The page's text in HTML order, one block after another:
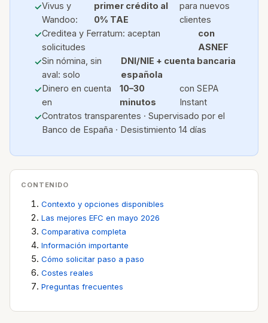
Vivus y
Wandoo:
primer crédito al
0% TAE
para nuevos
clientes
Creditea y Ferratum: aceptan
solicitudes
con
ASNEF
Sin nómina, sin
aval: solo
DNI/NIE + cuenta bancaria
española
Dinero en cuenta
en
10–30
minutos
con SEPA
Instant
Contratos transparentes · Supervisado por el
Banco de España · Desistimiento 14 días
CONTENIDO
Contexto y opciones disponibles
Las mejores EFC en mayo 2026
Comparativa completa
Información importante
Cómo solicitar paso a paso
Costes reales
Preguntas frecuentes